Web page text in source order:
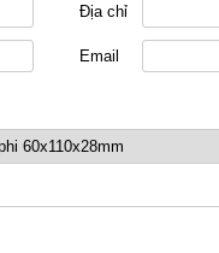
Địa chỉ
Email